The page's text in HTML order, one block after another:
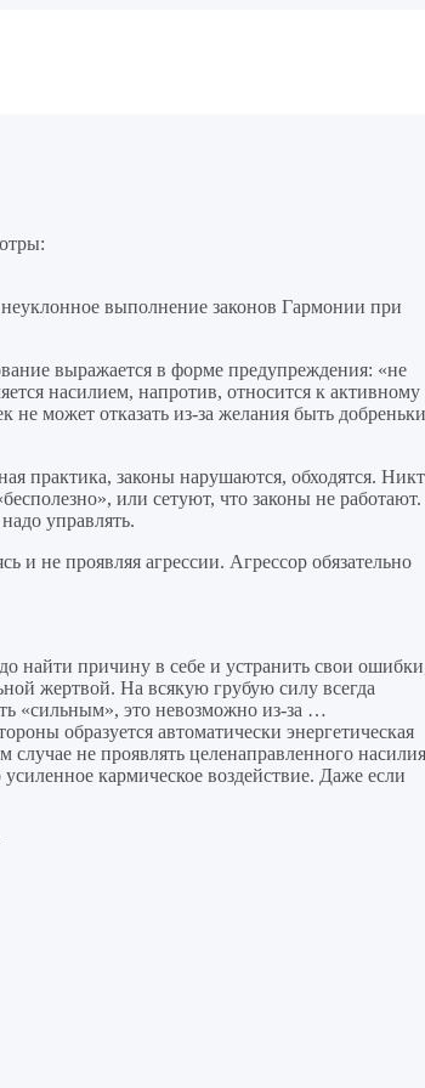
выполнение законов Гармонии при
выражается в форме предупреждения: «не
насилием, напротив, относится к активному
не может отказать из-за желания быть
практика, законы нарушаются, обходятся.
или сетуют, что законы не работают.
управлять.
и не проявляя агрессии. Агрессор обязательно
найти причину в себе и устранить свои
жертвой. На всякую грубую силу всегда
«сильным», это невозможно из-за …
образуется автоматически энергетическая
не проявлять целенаправленного
кармическое воздействие. Даже если